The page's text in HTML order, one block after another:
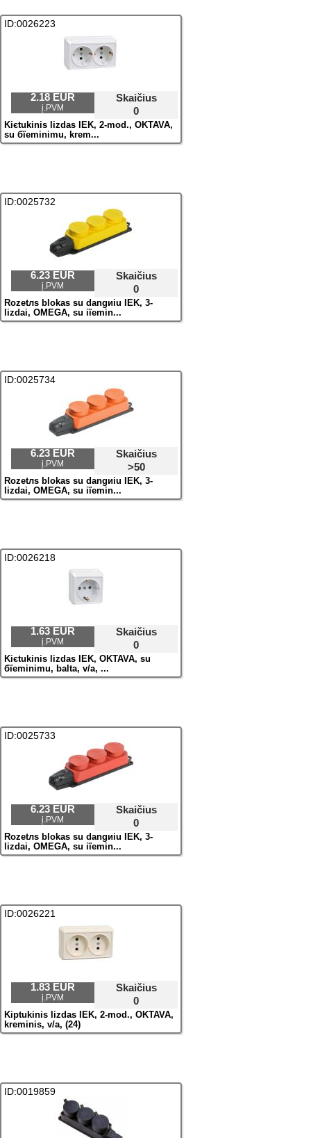
ID:0026223
Skaičius
0
2.18 EUR
į.PVM
Kiєtukinis lizdas IEK, 2-mod., OKTAVA,
su бїeminimu, krem...
ID:0025732
Skaičius
0
6.23 EUR
į.PVM
Rozetлs blokas su dangиiu IEK, 3-
lizdai, OMEGA, su iїemin...
ID:0025734
Skaičius
>50
6.23 EUR
į.PVM
Rozetлs blokas su dangиiu IEK, 3-
lizdai, OMEGA, su iїemin...
ID:0026218
Skaičius
0
1.63 EUR
į.PVM
Kiєtukinis lizdas IEK, OKTAVA, su
бїeminimu, balta, v/a, ...
ID:0025733
Skaičius
0
6.23 EUR
į.PVM
Rozetлs blokas su dangиiu IEK, 3-
lizdai, OMEGA, su iїemin...
ID:0026221
Skaičius
0
1.83 EUR
į.PVM
Kiрtukinis lizdas IEK, 2-mod., OKTAVA,
kreminis, v/a, (24)
ID:0019859